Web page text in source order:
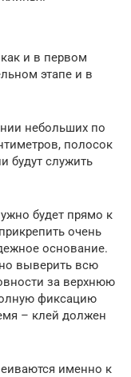
и в первом
этапе и в
небольших по
полосок
будут служить
будет прямо к
очень
основание.
выверить всю
за верхнюю
фиксацию
– клей должен
именно к